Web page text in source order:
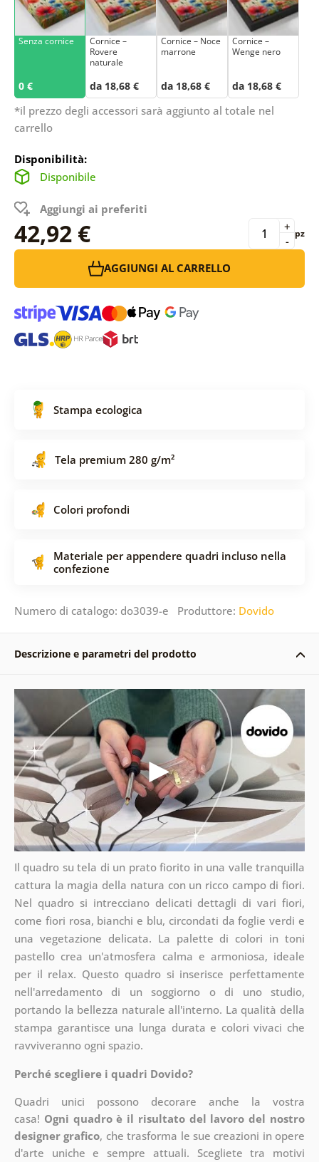
Senza cornice
0 €
Cornice –
Rovere
naturale
da 18,68 €
Cornice – Noce
marrone
da 18,68 €
Cornice –
Wenge nero
da 18,68 €
*il prezzo degli accessori sarà aggiunto al totale nel
carrello
Disponibilità:
Disponibile
Aggiungi ai preferiti
42,92 € -
+ pz
AGGIUNGI AL CARRELLO
Stampa ecologica
Tela premium 280 g/m²
Colori profondi
Materiale per appendere quadri incluso nella
confezione
Numero di catalogo: do3039-e Produttore: Dovido
Descrizione e parametri del prodotto
Il quadro su tela di un prato fiorito in una valle tranquilla
cattura la magia della natura con un ricco campo di fiori.
Nel quadro si intrecciano delicati dettagli di vari fiori,
come fiori rosa, bianchi e blu, circondati da foglie verdi e
una vegetazione delicata. La palette di colori in toni
pastello crea un'atmosfera calma e armoniosa, ideale
per il relax. Questo quadro si inserisce perfettamente
nell'arredamento di un soggiorno o di uno studio,
portando la bellezza naturale all'interno. La qualità della
stampa garantisce una lunga durata e colori vivaci che
ravviveranno ogni spazio.
Perché scegliere i quadri Dovido?
Quadri unici possono decorare anche la vostra
casa! Ogni quadro è il risultato del lavoro del nostro
designer grafico, chetrasforma le sue creazioni in opere
d'arte uniche e sempre attuali. Scegliete tra motivi